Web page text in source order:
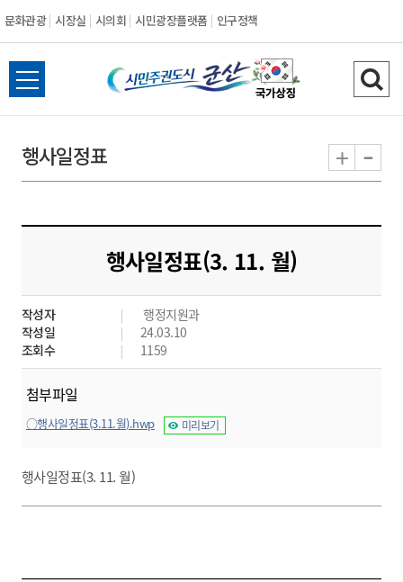
문화관광 시장실 시의회 시민광장플랫폼 인구정책
시
민
도
시
군
산
전
체
뉴
열
검
색
기
행사일정표 + -
행사일정표(3. 11. 월)
작성자
행정지원과
작성일
24.03.10
조회수
1159
첨부파일
○행사일정표(3.11.월).hwp 미리보기
행사일정표(3. 11. 월)